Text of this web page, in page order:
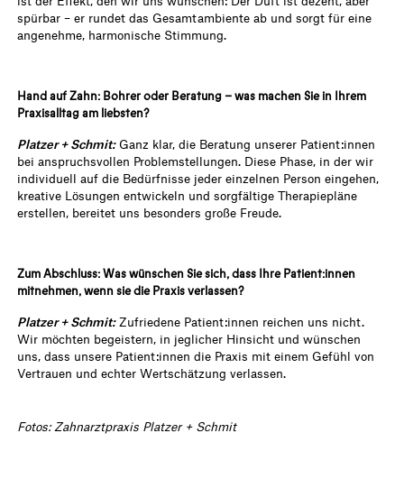
spürbar – er rundet das Gesamtambiente ab und sorgt für eine
angenehme, harmonische Stimmung.
Hand auf Zahn: Bohrer oder Beratung – was machen Sie in Ihrem
Praxisalltag am liebsten?
Platzer + Schmit:Ganz klar, die Beratung unserer Patient:innen
bei anspruchsvollen Problemstellungen. Diese Phase, in der wir
individuell auf die Bedürfnisse jeder einzelnen Person eingehen,
kreative Lösungen entwickeln und sorgfältige Therapiepläne
erstellen, bereitet uns besonders große Freude.
Zum Abschluss: Was wünschen Sie sich, dass Ihre Patient:innen
mitnehmen, wenn sie die Praxis verlassen?
Platzer + Schmit:Zufriedene Patient:innen reichen uns nicht.
Wir möchten begeistern, in jeglicher Hinsicht und wünschen
uns, dass unsere Patient:innen die Praxis mit einem Gefühl von
Vertrauen und echter Wertschätzung verlassen.
Fotos: Zahnarztpraxis Platzer + Schmit